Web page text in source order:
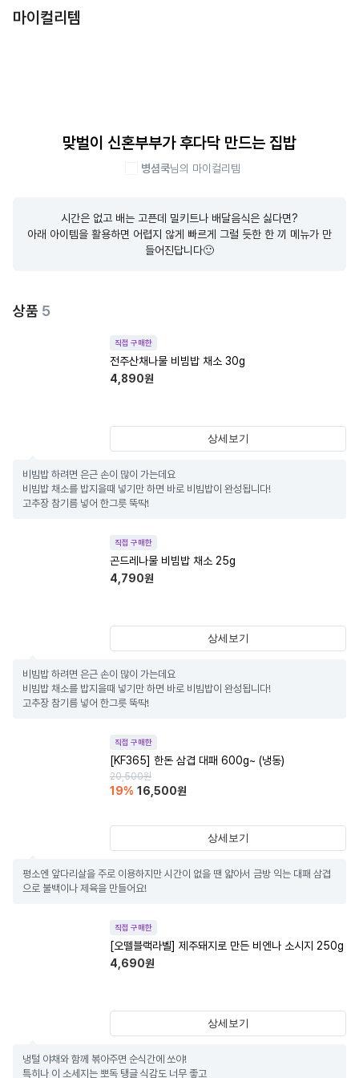
마이컬리템
맞벌이 신혼부부가 후다닥 만드는 집밥
병셤쿡님의 마이컬리템
시간은 없고 배는 고픈데 밀키트나 배달음식은 싫다면?
아래 아이템을 활용하면 어렵지 않게 빠르게 그럴 듯한 한 끼 메뉴가 만
들어진답니다🙂
상품 5
직접 구매한
전주산채나물 비빔밥 채소 30g
4,890원
상세보기
비빔밥 하려면 은근 손이 많이 가는데요
비빔밥 채소를 밥지을때 넣기만 하면 바로 비빔밥이 완성됩니다!
고추장 참기름 넣어 한그릇 뚝딱!
직접 구매한
곤드레나물 비빔밥 채소 25g
4,790원
상세보기
비빔밥 하려면 은근 손이 많이 가는데요
비빔밥 채소를 밥지을때 넣기만 하면 바로 비빔밥이 완성됩니다!
고추장 참기름 넣어 한그릇 뚝딱!
직접 구매한
[KF365] 한돈 삼겹 대패 600g~ (냉동)
20,500원
19% 16,500원
상세보기
평소엔 앞다리살을 주로 이용하지만 시간이 없을 땐 얇아서 금방 익는 대패 삼겹
으로 불백이나 제육을 만들어요!
직접 구매한
[오뗄블랙라벨] 제주돼지로 만든 비엔나 소시지 250g
4,690원
상세보기
냉털 야채와 함께 볶아주면 순식간에 쏘야!
특히나 이 소세지는 뽀독 탱글 식감도 너무 좋고